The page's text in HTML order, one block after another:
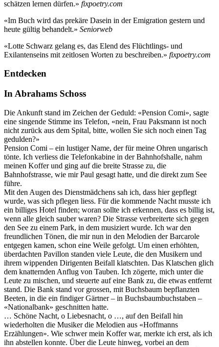
schätzen lernen dürfen.» fixpoetry.com
«Im Buch wird das prekäre Dasein in der Emigration gestern und
heute gültig behandelt.» Seniorweb
«Lotte Schwarz gelang es, das Elend des Flüchtlings- und
Exilantenseins mit zeitlosen Worten zu beschreiben.» fixpoetry.com
Entdecken
In Abrahams Schoss
Die Ankunft stand im Zeichen der Geduld: «Pension Comi», sagte
eine singende Stimme ins Telefon, «nein, Frau Paksmann ist noch
nicht zurück aus dem Spital, bitte, wollen Sie sich noch einen Tag
gedulden?»
Pension Comi – ein lustiger Name, der für meine Ohren ungarisch
tönte. Ich verliess die Telefonkabine in der Bahnhofshalle, nahm
meinen Koffer und ging auf die breite Strasse zu, die
Bahnhofstrasse, wie mir Paul gesagt hatte, und die direkt zum See
führe.
Mit den Augen des Dienstmädchens sah ich, dass hier gepflegt
wurde, was sich pflegen liess. Für die kommende Nacht musste ich
ein billiges Hotel finden; woran sollte ich erkennen, dass es billig ist,
wenn alle gleich sauber waren? Die Strasse verbreiterte sich gegen
den See zu einem Park, in dem musiziert wurde. Ich war den
freundlichen Tönen, die mir nun in den Melodien der Barcarole
entgegen kamen, schon eine Weile gefolgt. Um einen erhöhten,
überdachten Pavillon standen viele Leute, die den Musikern und
ihrem wippenden Dirigenten Beifall klatschten. Das Klatschen glich
dem knatternden Anflug von Tauben. Ich zögerte, mich unter die
Leute zu mischen, und steuerte auf eine Bank zu, die etwas entfernt
stand. Die Bank stand vor grossen, mit Buchsbaum bepflanzten
Beeten, in die ein findiger Gärtner – in Buchsbaumbuchstaben –
«Nationalbank» geschnitten hatte.
… Schöne Nacht, o Liebesnacht, o …, auf den Beifall hin
wiederholten die Musiker die Melodien aus «Hoffmanns
Erzählungen». Wie schwer mein Koffer war, merkte ich erst, als ich
ihn abstellen konnte. Über die Leute hinweg, vorbei an dem